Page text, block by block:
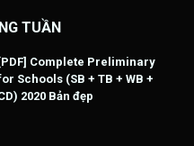
TUẦN
[PDF] Complete Preliminary
Schools (SB + TB + WB +
2020 Bản đẹp